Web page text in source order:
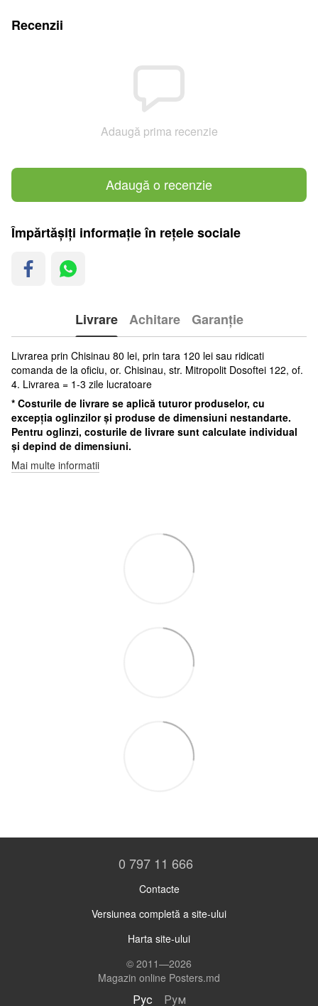
Recenzii
Adaugă prima recenzie
Adaugă o recenzie
Împărtășiți informație în rețele sociale
Livrare Achitare Garanție
Livrarea prin Chisinau 80 lei, prin tara 120 lei sau ridicati
comanda de la oficiu, or. Chisinau, str. Mitropolit Dosoftei 122, of.
4. Livrarea = 1-3 zile lucratoare
* Costurile de livrare se aplică tuturor produselor, cu
excepția oglinzilor și produse de dimensiuni nestandarte.
Pentru oglinzi, costurile de livrare sunt calculate individual
și depind de dimensiuni.
Mai multe informatii
0 797 11 666
Contacte
Versiunea completă a site-ului
Harta site-ului
© 2011—2026
Magazin online Posters.md
Рус Рум